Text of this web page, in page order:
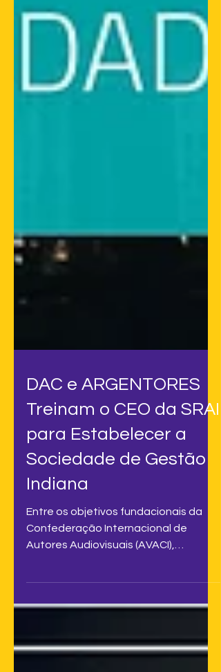
DAC e ARGENTORES
Treinam o CEO da SRAI
para Estabelecer a
Sociedade de Gestão
Indiana
Entre os objetivos fundacionais da
Confederação Internacional de
destaca-se, como um de seus